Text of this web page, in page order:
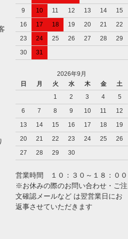
9
10 11 12 13 14
15
16
17 18 19 20 21
22
23
24 25 26 27 28
29
30
31
2026年9月
日
月 火 水 木 金
土
1
2 3 4
5
6
7 8 9 10 11
12
13
14 15 16 17 18
19
20
21 22 23 24 25
26
27
28 29 30
営業時間 １０：３０～１８：００
※お休みの際のお問い合わせ・ご注
文確認メールなど は翌営業日にお
返事させていただきます